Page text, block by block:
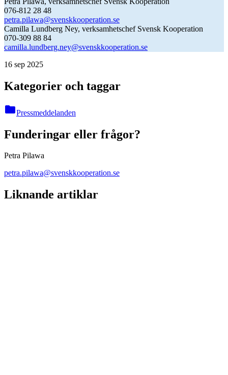
076-812 28 48
petra.pilawa@svenskkooperation.se
Camilla Lundberg Ney, verksamhetschef Svensk Kooperation
070-309 88 84
camilla.lundberg.ney@svenskkooperation.se
16 sep 2025
Kategorier och taggar
folderPressmeddelanden
Funderingar eller frågor?
Petra Pilawa
petra.pilawa@svenskkooperation.se
Liknande artiklar